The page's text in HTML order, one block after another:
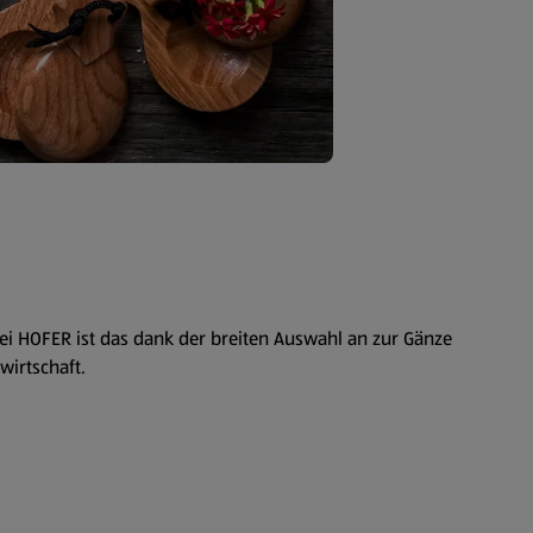
ist das dank der breiten Auswahl an zur Gänze